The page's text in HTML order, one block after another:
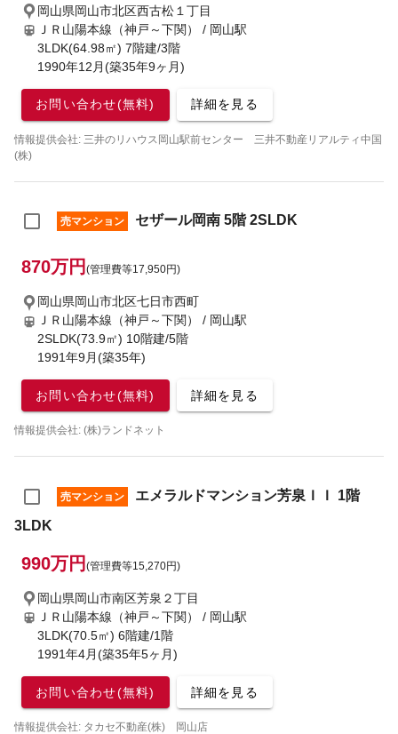
岡山県岡山市北区西古松１丁目
ＪＲ山陽本線（神戸～下関） / 岡山駅
3LDK(64.98㎡) 7階建/3階
1990年12月(築35年9ヶ月)
お問い合わせ(無料) 詳細を見る
情報提供会社: 三井のリハウス岡山駅前センター 三井不動産リアルティ中国
(株)
売マンション セザール岡南 5階 2SLDK
870万円 (管理費等17,950円)
岡山県岡山市北区七日市西町
ＪＲ山陽本線（神戸～下関） / 岡山駅
2SLDK(73.9㎡) 10階建/5階
1991年9月(築35年)
お問い合わせ(無料) 詳細を見る
情報提供会社: (株)ランドネット
売マンション
エメラルドマンション芳泉ＩＩ 1階
3LDK
990万円 (管理費等15,270円)
岡山県岡山市南区芳泉２丁目
ＪＲ山陽本線（神戸～下関） / 岡山駅
3LDK(70.5㎡) 6階建/1階
1991年4月(築35年5ヶ月)
お問い合わせ(無料) 詳細を見る
情報提供会社: タカセ不動産(株) 岡山店